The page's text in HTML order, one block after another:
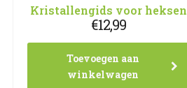
Kristallengids voor heksen
€12,99
Toevoegen aan
winkelwagen